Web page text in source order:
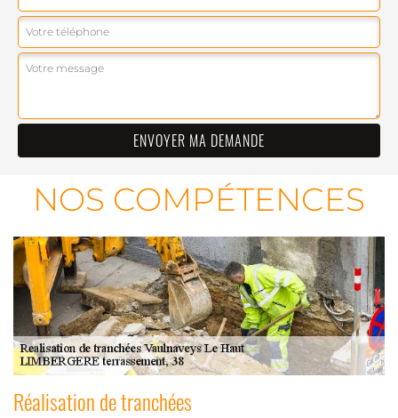
NOS COMPÉTENCES
Réalisation de tranchées